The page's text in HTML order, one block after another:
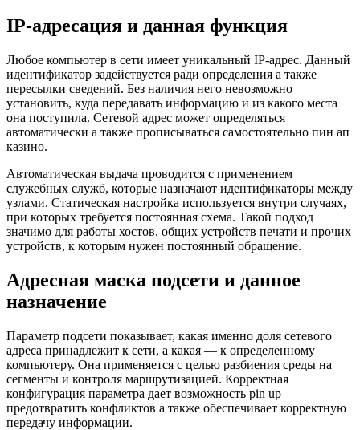
IP-адресация и данная функция
Любое компьютер в сети имеет уникальный IP-адрес. Данный
идентификатор задействуется ради определения а также
пересылки сведений. Без наличия него невозможно
установить, куда передавать информацию и из какого места
она поступила. Сетевой адрес может определяться
автоматически а также прописыватьcя самостоятельно пин ап
казино.
Автоматическая выдача проводится с применением
служебных служб, которые назначают идентификаторы между
узлами. Статическая настройка используется внутри случаях,
при которых требуется постоянная схема. Такой подход
значимо для работы хостов, общих устройств печати и прочих
устройств, к которым нужен постоянный обращение.
Адресная маска подсети и данное
назначение
Параметр подсети показывает, какая именно доля сетевого
адреса принадлежит к сети, а какая — к определенному
компьютеру. Она применяется с целью разбиения среды на
сегменты и контроля маршрутизацией. Корректная
конфигурация параметра дает возможность pin up
предотвратить конфликтов а также обеспечивает корректную
передачу информации.